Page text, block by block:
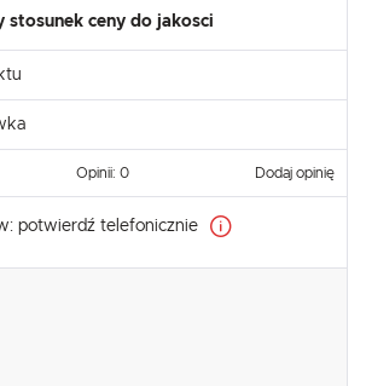
stosunek ceny do jakosci
Opinii: 0 Dodaj opinię
potwierdź telefonicznie